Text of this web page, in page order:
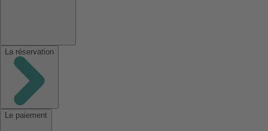
La réservation
Le paiement